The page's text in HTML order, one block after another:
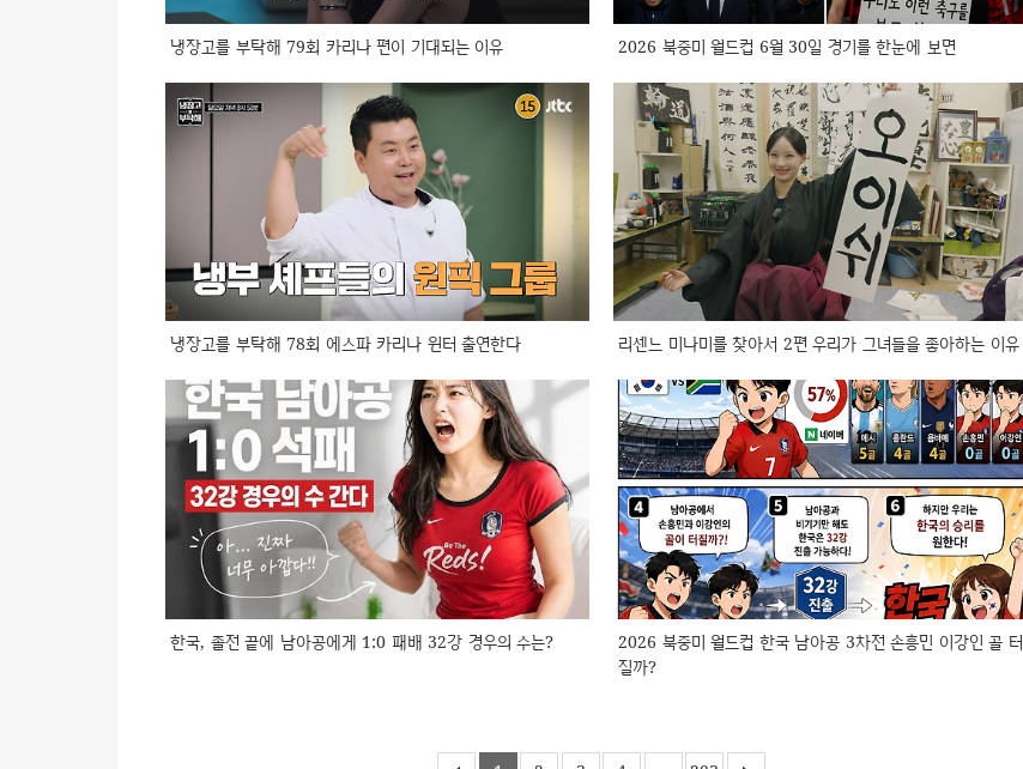
냉장고를 부탁해 79회 카리나 편이 기대되는 이유 2026 북중미 월드컵 6월 30일 경기를 한눈에 보면
냉장고를 부탁해 78회 에스파 카리나 윈터 출연한다 리센느 미나미를 찾아서 2편 우리가 그녀들을 좋아하는 이유
한국, 졸전 끝에 남아공에게 1:0 패배 32강 경우의 수는?
2026 북중미 월드컵 한국 남아공 3차전 손흥민 이강인 골 터
질까?